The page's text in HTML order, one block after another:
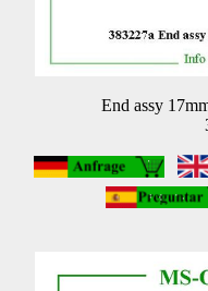
End assy